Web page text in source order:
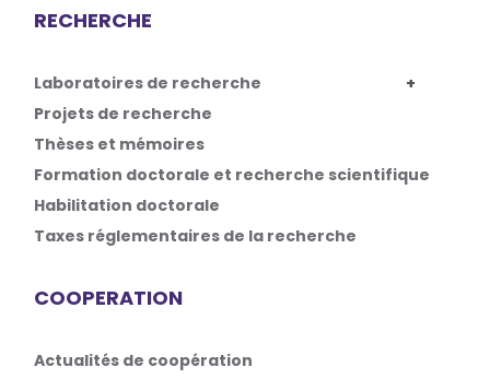
RECHERCHE
Laboratoires de recherche
Projets de recherche
Thèses et mémoires
Formation doctorale et recherche scientifique
Habilitation doctorale
Taxes réglementaires de la recherche
COOPERATION
Actualités de coopération